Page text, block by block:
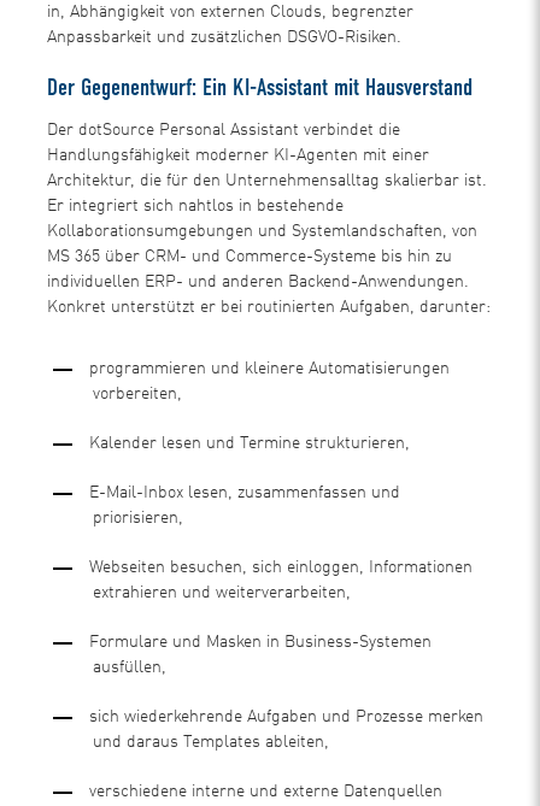
in, Abhängigkeit von externen Clouds, begrenzter
Anpassbarkeit und zusätzlichen DSGVO-Risiken.
Der Gegenentwurf: Ein KI-Assistant mit Hausverstand
Der dotSource Personal Assistant verbindet die
Handlungsfähigkeit moderner KI-Agenten mit einer
Architektur, die für den Unternehmensalltag skalierbar ist.
Er integriert sich nahtlos in bestehende
Kollaborationsumgebungen und Systemlandschaften, von
MS 365 über CRM- und Commerce-Systeme bis hin zu
individuellen ERP- und anderen Backend-Anwendungen.
Konkret unterstützt er bei routinierten Aufgaben, darunter:
programmieren und kleinere Automatisierungen
vorbereiten,
Kalender lesen und Termine strukturieren,
E-Mail-Inbox lesen, zusammenfassen und
priorisieren,
Webseiten besuchen, sich einloggen, Informationen
extrahieren und weiterverarbeiten,
Formulare und Masken in Business-Systemen
ausfüllen,
sich wiederkehrende Aufgaben und Prozesse merken
und daraus Templates ableiten,
verschiedene interne und externe Datenquellen